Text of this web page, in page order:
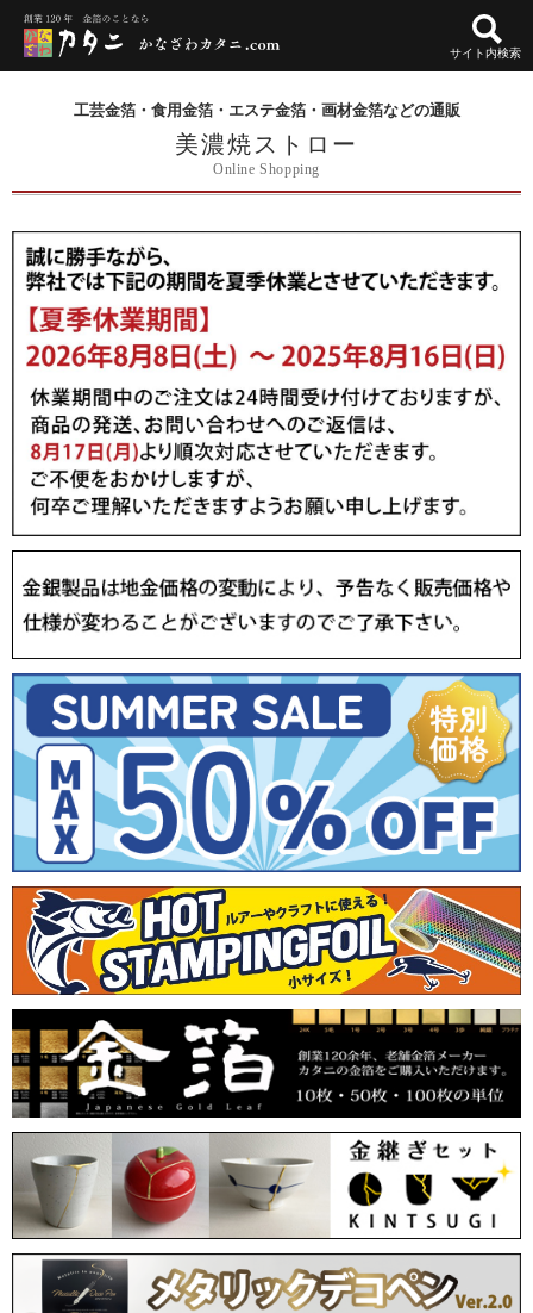
サイト内検索
工芸金箔・食用金箔・エステ金箔・画材金箔などの通販
美濃焼ストロー
Online Shopping